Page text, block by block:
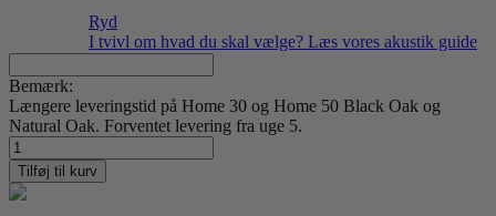
Ryd
I tvivl om hvad du skal vælge? Læs vores akustik guide
Bemærk:
Længere leveringstid på Home 30 og Home 50 Black Oak og
Natural Oak. Forventet levering fra uge 5.
Robin
Ahlgren
15
antal
Tilføj til kurv